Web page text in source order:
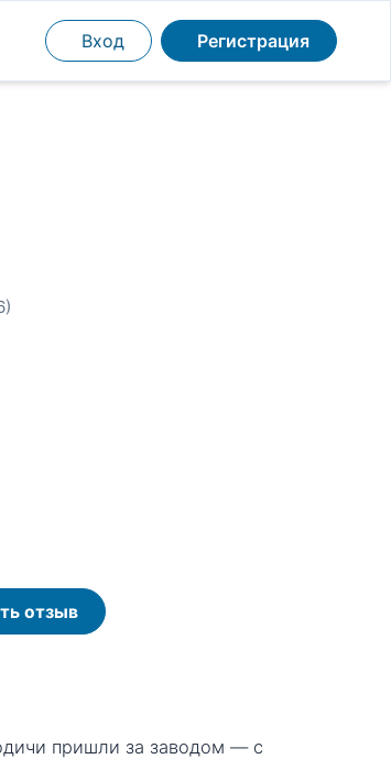
Вход Регистрация
отзыв
пришли за заводом — с